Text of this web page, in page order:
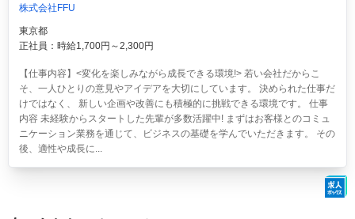
株式会社FFU
東京都
正社員：時給1,700円～2,300円
【仕事内容】<変化を楽しみながら成長できる環境!> 若い会社だからこ
そ、一人ひとりの意見やアイデアを大切にしています。 決められた仕事だ
けではなく、 新しい企画や改善にも積極的に挑戦できる環境です。 仕事
内容 未経験からスタートした先輩が多数活躍中! まずはお客様とのコミュ
ニケーション業務を通じて、ビジネスの基礎を学んでいただきます。 その
後、適性や成長に...